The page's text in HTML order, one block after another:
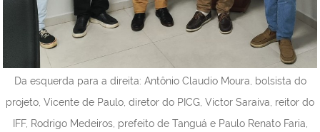
Da esquerda para a direita: Antônio Claudio Moura, bolsista do
projeto, Vicente de Paulo, diretor do PICG, Victor Saraiva, reitor do
IFF, Rodrigo Medeiros, prefeito de Tanguá e Paulo Renato Faria,